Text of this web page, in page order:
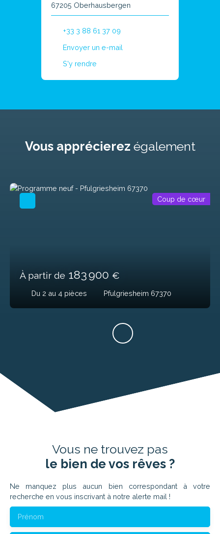
67205 Oberhausbergen
+33 3 88 61 37 09
Envoyer un e-mail
S'y rendre
Vous apprécierez également
À partir de 183 900 €
Du 2 au 4 pièces Pfulgriesheim 67370
Coup de cœur
Vous ne trouvez pas
le bien de vos rêves ?
Ne manquez plus aucun bien correspondant à votre
recherche en vous inscrivant à notre alerte mail !
Prénom